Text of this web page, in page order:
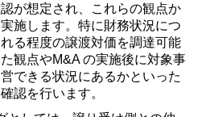
が想定され、これらの観点か
施します。特に財務状況につ
る程度の譲渡対価を調達可能
観点やM&Aの実施後に対象事
できる状況にあるかといった
認を行います。